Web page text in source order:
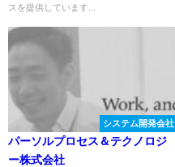
スを提供しています...
システム開発会社
パーソルプロセス＆テクノロジ
ー株式会社